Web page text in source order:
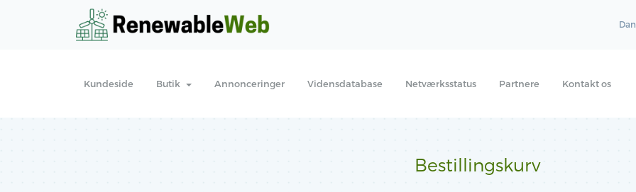
Kundeside Butik Annonceringer Vidensdatabase Netværksstatus Partnere Kontakt os
Bestillingskurv